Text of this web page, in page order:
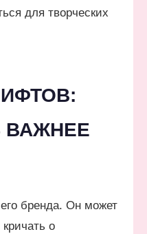
для творческих
ВАЖНЕЕ
бренда. Он может
о